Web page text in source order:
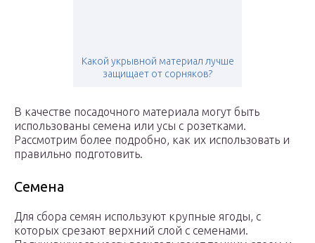
Какой укрывной материал лучше
защищает от сорняков?
В качестве посадочного материала могут быть
использованы семена или усы с розетками.
Рассмотрим более подробно, как их использовать и
правильно подготовить.
Семена
Для сбора семян используют крупные ягоды, с
которых срезают верхний слой с семенами.